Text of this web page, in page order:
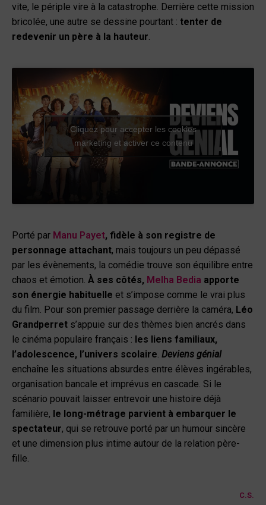
vite, le périple vire à la catastrophe. Derrière cette mission
bricolée, une autre se dessine pourtant : tenter de
redevenir un père à la hauteur.
Cliquez pour accepter les cookies
marketing et activer ce contenu
Porté par Manu Payet, fidèle à son registre de
personnage attachant, mais toujours un peu dépassé
par les évènements, la comédie trouve son équilibre entre
chaos et émotion. À ses côtés, Melha Bedia apporte
son énergie habituelle et s’impose comme le vrai plus
du film. Pour son premier passage derrière la caméra, Léo
Grandperret s’appuie sur des thèmes bien ancrés dans
le cinéma populaire français : les liens familiaux,
l’adolescence, l’univers scolaire. Deviens génial
enchaîne les situations absurdes entre élèves ingérables,
organisation bancale et imprévus en cascade. Si le
scénario pouvait laisser entrevoir une histoire déjà
familière, le long-métrage parvient à embarquer le
spectateur, qui se retrouve porté par un humour sincère
et une dimension plus intime autour de la relation père-
fille.
C.S.